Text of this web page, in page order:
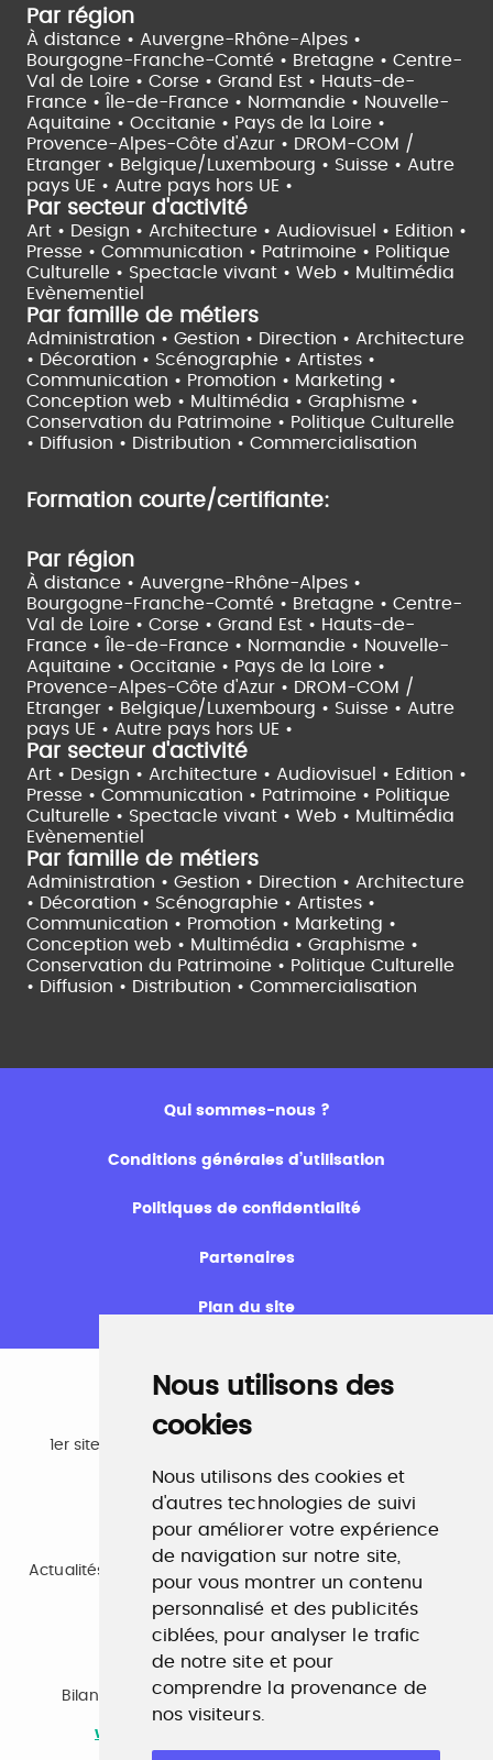
Nous utilisons des
cookies
Nous utilisons des cookies et
d'autres technologies de suivi
pour améliorer votre expérience
de navigation sur notre site,
pour vous montrer un contenu
personnalisé et des publicités
ciblées, pour analyser le trafic
de notre site et pour
comprendre la provenance de
nos visiteurs.
Par région
À distance • Auvergne-Rhône-Alpes •
Bourgogne-Franche-Comté • Bretagne • Centre-
Val de Loire • Corse • Grand Est • Hauts-de-
France •
Île-de-France • Normandie • Nouvelle-
Aquitaine • Occitanie • Pays de la Loire •
Provence-Alpes-Côte d'Azur • DROM-COM /
Etranger • Belgique/Luxembourg • Suisse • Autre
pays UE • Autre pays hors UE •
Par secteur d'activité
Art • Design • Architecture • Audiovisuel • Edition •
Presse • Communication • Patrimoine • Politique
Culturelle • Spectacle vivant • Web • Multimédia
Evènementiel
Par famille de métiers
Administration • Gestion • Direction • Architecture
• Décoration • Scénographie • Artistes •
Communication • Promotion • Marketing •
Conception web • Multimédia • Graphisme •
Conservation du Patrimoine • Politique Culturelle
• Diffusion • Distribution • Commercialisation
Formation courte/certifiante:
Par région
À distance • Auvergne-Rhône-Alpes •
Bourgogne-Franche-Comté • Bretagne • Centre-
Val de Loire • Corse • Grand Est • Hauts-de-
France •
Île-de-France • Normandie • Nouvelle-
Aquitaine • Occitanie • Pays de la Loire •
Provence-Alpes-Côte d'Azur • DROM-COM /
Etranger • Belgique/Luxembourg • Suisse • Autre
pays UE • Autre pays hors UE •
Par secteur d'activité
Art • Design • Architecture • Audiovisuel • Edition •
Presse • Communication • Patrimoine • Politique
Culturelle • Spectacle vivant • Web • Multimédia
Evènementiel
Par famille de métiers
Administration • Gestion • Direction • Architecture
• Décoration • Scénographie • Artistes •
Communication • Promotion • Marketing •
Conception web • Multimédia • Graphisme •
Conservation du Patrimoine • Politique Culturelle
• Diffusion • Distribution • Commercialisation
Qui sommes-nous ?
Conditions générales d’utilisation
Politiques de confidentialité
Partenaires
Plan du site
Emploi
1er site emploi du secteur culturel 784.000 visites et
www.profilculture.com
Formation
Actualités, guide et annuaire des formations aux métiers
de la culture.
www.profilculture-formation.com
Accompagnement professionnel
Bilan de compétences, coaching, techniques de
recherche d'emploi, entretien conseil.
www.profilculture-competences.com